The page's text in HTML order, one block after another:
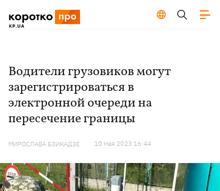
Водители грузовиков могут
зарегистрироваться в
электронной очереди на
пересечение границы
МИРОСЛАВА БЗИКАДЗЕ 10 мая 2023 16:44